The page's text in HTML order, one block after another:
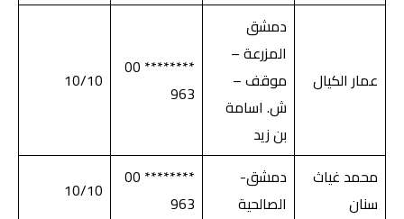
عمار الكيال
دمشق
المزرعة –
موقف –
ش. اسامة
بن زيد
******** 00
963
10/10
محمد غياث
سنان
دمشق-
الصالحية
******** 00
963
10/10